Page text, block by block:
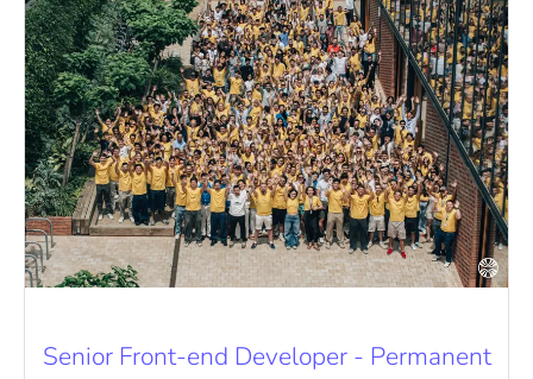
Senior Front-end Developer - Permanent